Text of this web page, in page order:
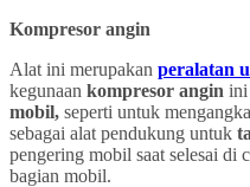
Kompresor angin
Alat ini merupakan peralatan
kegunaan kompresor angin ini
mobil, seperti untuk
sebagai alat pendukung untuk
pengering mobil saat selesai di
bagian mobil.